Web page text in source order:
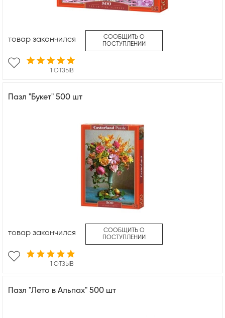
1 ОТЗЫВ
товар закончился
СООБЩИТЬ О
ПОСТУПЛЕНИИ
Пазл "Букет" 500 шт
1 ОТЗЫВ
товар закончился
СООБЩИТЬ О
ПОСТУПЛЕНИИ
Пазл "Лето в Альпах" 500 шт